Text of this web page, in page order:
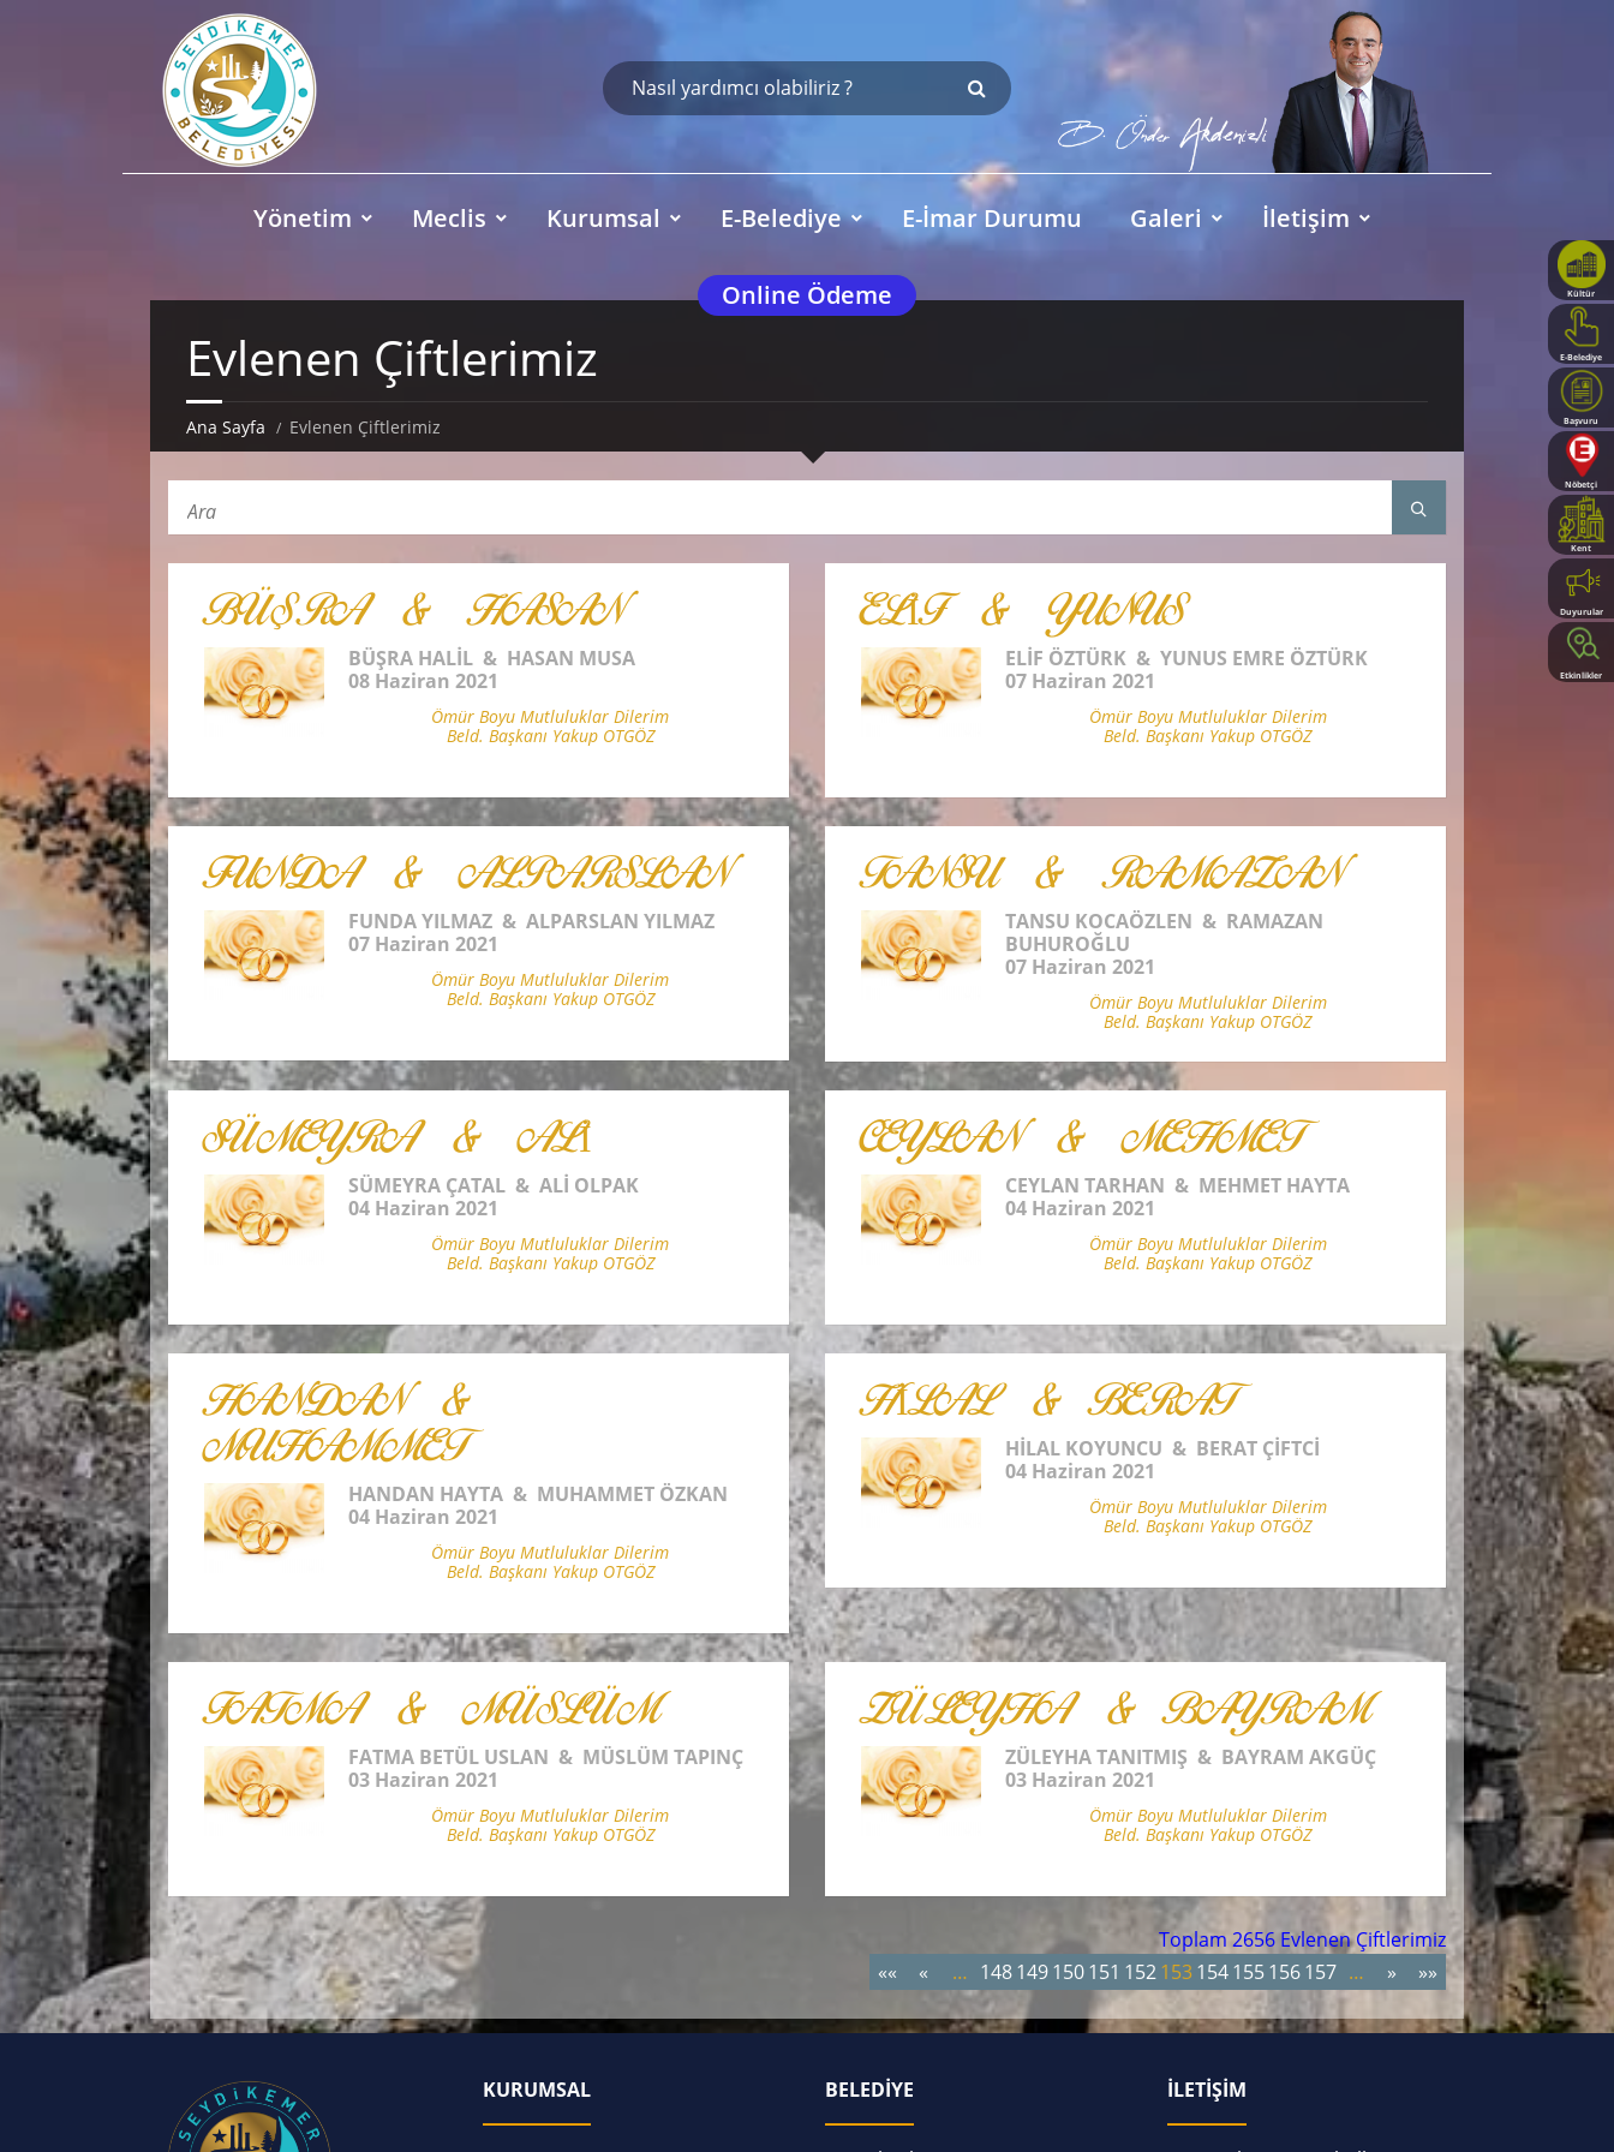
Yönetim Meclis Kurumsal E-Belediye E-İmar Durumu Galeri İletişim
Online Ödeme
Kültür
Haritası
E-Belediye
Başvuru
Rehberi
Nöbetçi
Eczaneler
Kent
Rehberi
Duyurular
Etkinlikler
Evlenen Çiftlerimiz
Ana Sayfa Evlenen Çiftlerimiz
BÜŞRA & HASAN
BÜŞRA HALİL & HASAN MUSA
08 Haziran 2021
Ömür Boyu Mutluluklar Dilerim
Beld. Başkanı Yakup OTGÖZ
ELİF & YUNUS
ELİF ÖZTÜRK & YUNUS EMRE ÖZTÜRK
07 Haziran 2021
Ömür Boyu Mutluluklar Dilerim
Beld. Başkanı Yakup OTGÖZ
FUNDA & ALPARSLAN
FUNDA YILMAZ & ALPARSLAN YILMAZ
07 Haziran 2021
Ömür Boyu Mutluluklar Dilerim
Beld. Başkanı Yakup OTGÖZ
TANSU & RAMAZAN
TANSU KOCAÖZLEN & RAMAZAN
BUHUROĞLU
07 Haziran 2021
Ömür Boyu Mutluluklar Dilerim
Beld. Başkanı Yakup OTGÖZ
SÜMEYRA & ALİ
SÜMEYRA ÇATAL & ALİ OLPAK
04 Haziran 2021
Ömür Boyu Mutluluklar Dilerim
Beld. Başkanı Yakup OTGÖZ
CEYLAN & MEHMET
CEYLAN TARHAN & MEHMET HAYTA
04 Haziran 2021
Ömür Boyu Mutluluklar Dilerim
Beld. Başkanı Yakup OTGÖZ
HANDAN &
MUHAMMET
HANDAN HAYTA & MUHAMMET ÖZKAN
04 Haziran 2021
Ömür Boyu Mutluluklar Dilerim
Beld. Başkanı Yakup OTGÖZ
HİLAL & BERAT
HİLAL KOYUNCU & BERAT ÇİFTCİ
04 Haziran 2021
Ömür Boyu Mutluluklar Dilerim
Beld. Başkanı Yakup OTGÖZ
FATMA & MÜSLÜM
FATMA BETÜL USLAN & MÜSLÜM TAPINÇ
03 Haziran 2021
Ömür Boyu Mutluluklar Dilerim
Beld. Başkanı Yakup OTGÖZ
ZÜLEYHA & BAYRAM
ZÜLEYHA TANITMIŞ & BAYRAM AKGÜÇ
03 Haziran 2021
Ömür Boyu Mutluluklar Dilerim
Beld. Başkanı Yakup OTGÖZ
Toplam 2656 Evlenen Çiftlerimiz
««
« … 148149150151 152153 154155156157 … » »»
KURUMSAL BELEDİYE İLETİŞİM